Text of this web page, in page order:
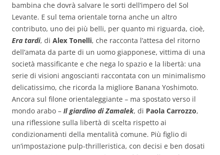
bambina che dovrà salvare le sorti dell’impero del Sol
Levante. E sul tema orientale torna anche un altro
contributo, uno dei più belli, per quanto mi riguarda, cioè,
Era tardi, di Alex Tonelli, che racconta l’attesa del ritorno
dell’amata da parte di un uomo giapponese, vittima di una
società massificante e che nega lo spazio e la libertà: una
serie di visioni angoscianti raccontata con un minimalismo
delicatissimo, che ricorda la migliore Banana Yoshimoto.
Ancora sul filone orientaleggiante – ma spostato verso il
mondo arabo – Il giardino di Zamalek, di Paola Carrozzo,
una riflessione sulla libertà di scelta rispetto ai
condizionamenti della mentalità comune. Più figlio di
un’impostazione pulp-thrilleristica, con decisi e ben dosati